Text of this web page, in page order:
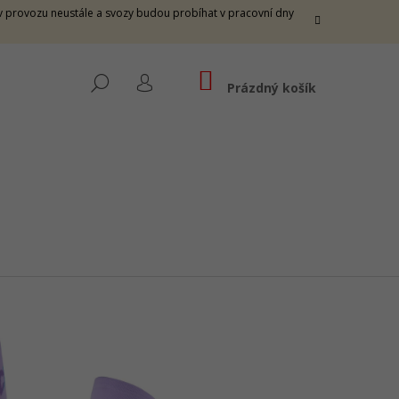
v provozu neustále a svozy budou probíhat v pracovní dny
HLEDAT
PŘIHLÁŠENÍ
NÁKUPNÍ
KOŠÍK
Prázdný košík
M - FIRE